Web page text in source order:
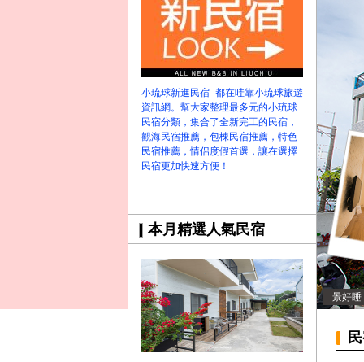
小琉球民宿
小琉球民宿推薦
【小琉球民宿特約】東港停車場!!看這邊
小琉球民宿 最完整的旅遊資訊都在這
【哇靠小琉球】新版官網熱情開站
【哇靠小琉球粉絲團】即時動態!!
小琉球新進民宿- 都在哇靠小琉球旅遊
資訊網。幫大家整理最多元的小琉球
民宿分類，集合了全新完工的民宿，
觀海民宿推薦，包棟民宿推薦，特色
民宿推薦，情侶度假首選，讓在選擇
民宿更加快速方便！
本月精選人氣民宿
景好睡